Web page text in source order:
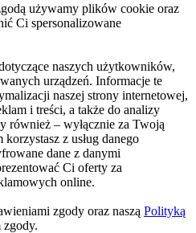
używamy plików cookie oraz
Ci spersonalizowane
naszych użytkowników,
urządzeń. Informacje te
naszej strony internetowej,
i treści, a także do analizy
również – wyłącznie za Twoją
z usług danego
dane z danymi
Ci oferty za
online.
zgody oraz naszą Polityką
zgody.